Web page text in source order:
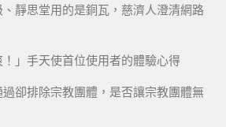
靜思堂用的是銅瓦，慈濟人澄清網路
！」手天使首位使用者的體驗心得
過卻排除宗教團體，是否讓宗教團體無